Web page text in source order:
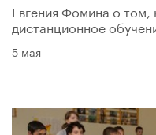
Евгения Фомина о том,
дистанционное
5 мая